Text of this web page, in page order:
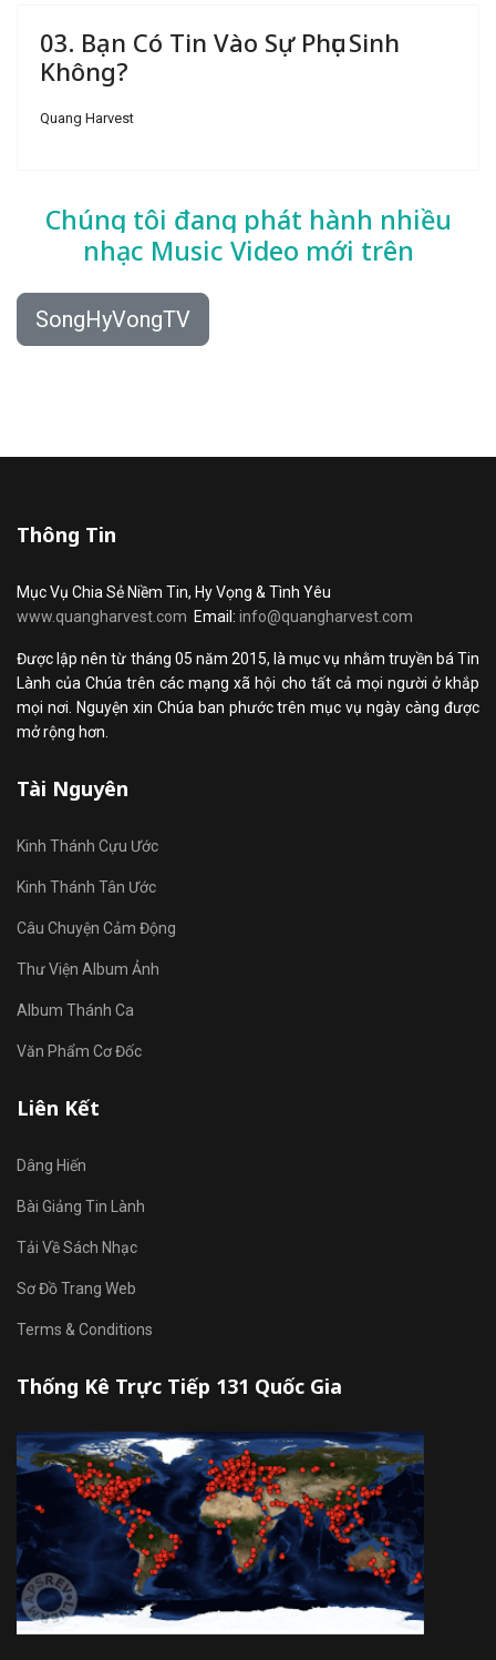
03. Bạn Có Tin Vào Sự Phục Sinh
Không?
Quang Harvest
Chúng tôi đang phát hành nhiều
nhạc Music Video mới trên
SongHyVongTV
Thông Tin
Mục Vụ Chia Sẻ Niềm Tin, Hy Vọng & Tình Yêu
www.quangharvest.com Email: info@quangharvest.com
Được lập nên từ tháng 05 năm 2015, là mục vụ nhằm truyền bá Tin
Lành của Chúa trên các mạng xã hội cho tất cả mọi người ở khắp
mọi nơi. Nguyện xin Chúa ban phước trên mục vụ ngày càng được
mở rộng hơn.
Tài Nguyên
Kinh Thánh Cựu Ước
Kinh Thánh Tân Ước
Câu Chuyện Cảm Động
Thư Viện Album Ảnh
Album Thánh Ca
Văn Phẩm Cơ Đốc
Liên Kết
Dâng Hiến
Bài Giảng Tin Lành
Tải Về Sách Nhạc
Sơ Đồ Trang Web
Terms & Conditions
Thống Kê Trực Tiếp 131 Quốc Gia